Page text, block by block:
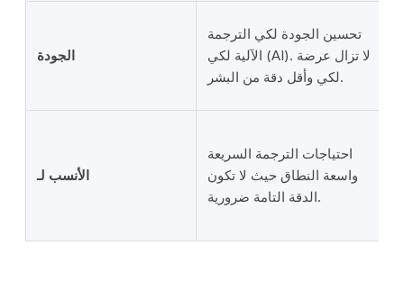
الجودة
تحسين الجودة لكي الترجمة
الآلية لكي (AI). لا تزال عرضة
لكي وأقل دقة من البشر.
الأنسب لـ
احتياجات الترجمة السريعة
واسعة النطاق حيث لا تكون
الدقة التامة ضرورية.